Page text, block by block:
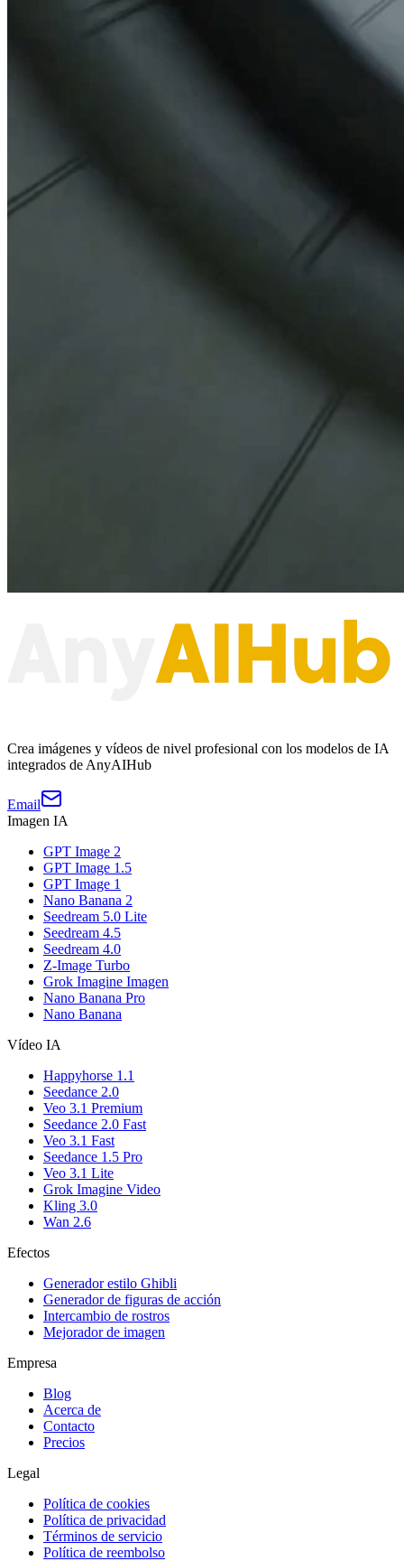
Crea imágenes y vídeos de nivel profesional con los modelos de IA
integrados de AnyAIHub
Email
Imagen IA
GPT Image 2
GPT Image 1.5
GPT Image 1
Nano Banana 2
Seedream 5.0 Lite
Seedream 4.5
Seedream 4.0
Z-Image Turbo
Grok Imagine Imagen
Nano Banana Pro
Nano Banana
Vídeo IA
Happyhorse 1.1
Seedance 2.0
Veo 3.1 Premium
Seedance 2.0 Fast
Veo 3.1 Fast
Seedance 1.5 Pro
Veo 3.1 Lite
Grok Imagine Video
Kling 3.0
Wan 2.6
Efectos
Generador estilo Ghibli
Generador de figuras de acción
Intercambio de rostros
Mejorador de imagen
Empresa
Blog
Acerca de
Contacto
Precios
Legal
Política de cookies
Política de privacidad
Términos de servicio
Política de reembolso